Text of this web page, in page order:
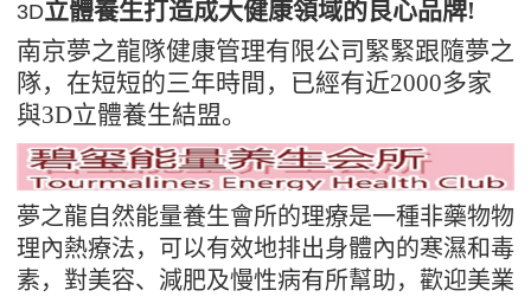
3D立體養生打造成大健康領域的良心品牌!
南京夢之龍隊健康管理有限公司緊緊跟隨夢之
隊，在短短的三年時間，已經有近2000多家
與3D立體養生結盟。
夢之龍自然能量養生會所的理療是一種非藥物物
理內熱療法，可以有效地排出身體內的寒濕和毒
素，對美容、減肥及慢性病有所幫助，歡迎美業